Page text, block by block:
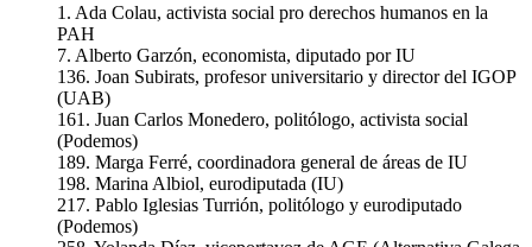
1. Ada Colau, activista social pro derechos humanos en la
PAH
7. Alberto Garzón, economista, diputado por IU
136. Joan Subirats, profesor universitario y director del IGOP
(UAB)
161. Juan Carlos Monedero, politólogo, activista social
(Podemos)
189. Marga Ferré, coordinadora general de áreas de IU
198. Marina Albiol, eurodiputada (IU)
217. Pablo Iglesias Turrión, politólogo y eurodiputado
(Podemos)